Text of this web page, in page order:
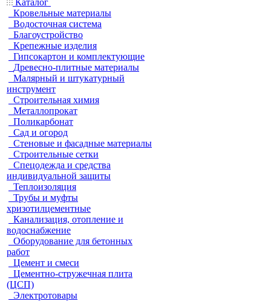
Каталог
Кровельные материалы
Водосточная система
Благоустройство
Крепежные изделия
Гипсокартон и комплектующие
Древесно-плитные материалы
Малярный и штукатурный
инструмент
Строительная химия
Металлопрокат
Поликарбонат
Сад и огород
Стеновые и фасадные материалы
Строительные сетки
Спецодежда и средства
индивидуальной защиты
Теплоизоляция
Трубы и муфты
хризотилцементные
Канализация, отопление и
водоснабжение
Оборудование для бетонных
работ
Цемент и смеси
Цементно-стружечная плита
(ЦСП)
Электротовары